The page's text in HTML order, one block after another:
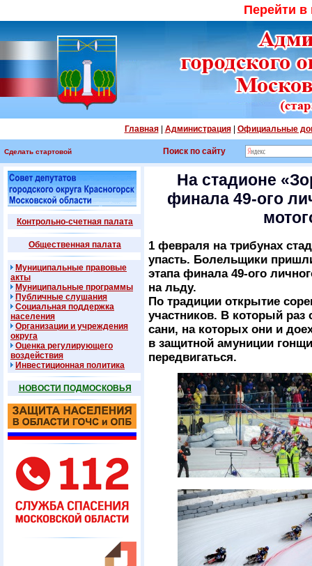
Перейти
Главная| Администрация| Официальные
Сделать стартовой Поиск по сайту
Контрольно-счетная палата
Общественная палата
Муниципальные правовые
акты
Муниципальные программы
Публичные слушания
Социальная поддержка
населения
Организации и учреждения
округа
Оценка регулирующего
воздействия
Инвестиционная политика
НОВОСТИ ПОДМОСКОВЬЯ
На стадионе
финала 49-ого
1 февраля на трибунах
упасть. Болельщики
этапа финала 49-ого
на льду.
По традиции открытие
участников. В который
сани, на которых они и
в защитной амуниции
передвигаться.